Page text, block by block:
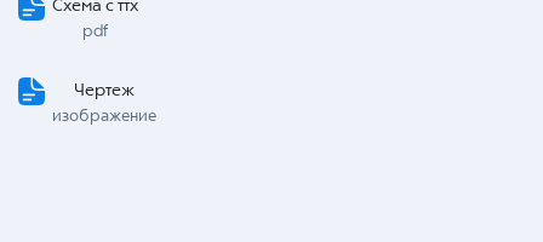
Схема с ттх
pdf
Чертеж
изображение